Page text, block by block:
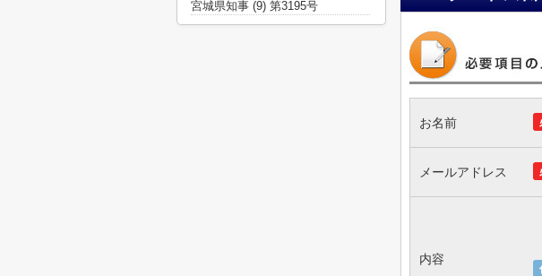
お名前
メールアドレス
内容
宮城県知事 (9) 第3195号